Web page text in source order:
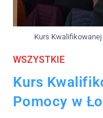
Kurs
WSZYSTKIE
Kurs
Pomocy w